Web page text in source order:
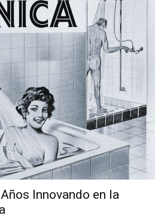
Innovando en la